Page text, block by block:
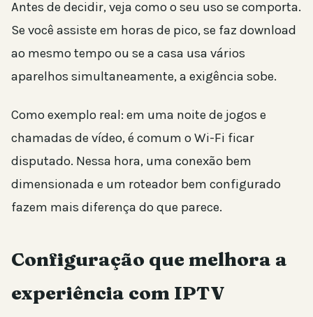
Antes de decidir, veja como o seu uso se comporta.
Se você assiste em horas de pico, se faz download
ao mesmo tempo ou se a casa usa vários
aparelhos simultaneamente, a exigência sobe.
Como exemplo real: em uma noite de jogos e
chamadas de vídeo, é comum o Wi-Fi ficar
disputado. Nessa hora, uma conexão bem
dimensionada e um roteador bem configurado
fazem mais diferença do que parece.
Configuração que melhora a
experiência com IPTV